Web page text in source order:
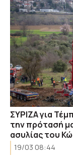
ΣΥΡΙΖΑ για
την πρότασή
ασυλίας του
19/03 08:44